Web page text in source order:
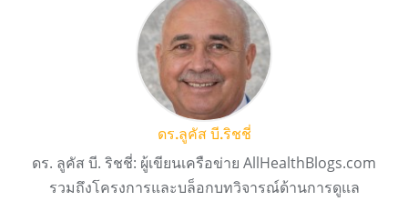
ดร.ลูคัส บี.ริชชี่
ดร. ลูคัส บี. ริชชี่: ผู้เขียนเครือข่าย AllHealthBlogs.com
รวมถึงโครงการและบล็อกบทวิจารณ์ด้านการดูแล